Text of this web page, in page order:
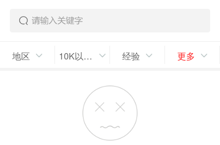
地区 10K以上/月 经验 更多